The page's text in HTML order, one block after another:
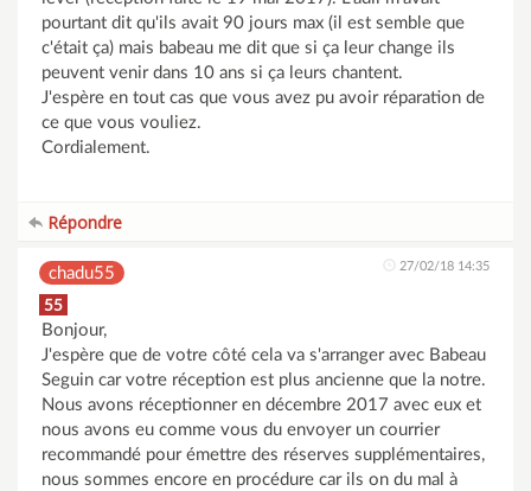
pourtant dit qu'ils avait 90 jours max (il est semble que
c'était ça) mais babeau me dit que si ça leur change ils
peuvent venir dans 10 ans si ça leurs chantent.
J'espère en tout cas que vous avez pu avoir réparation de
ce que vous vouliez.
Cordialement.
Répondre
chadu55 27/02/18 14:35
55
Bonjour,
J'espère que de votre côté cela va s'arranger avec Babeau
Seguin car votre réception est plus ancienne que la notre.
Nous avons réceptionner en décembre 2017 avec eux et
nous avons eu comme vous du envoyer un courrier
recommandé pour émettre des réserves supplémentaires,
nous sommes encore en procédure car ils on du mal à